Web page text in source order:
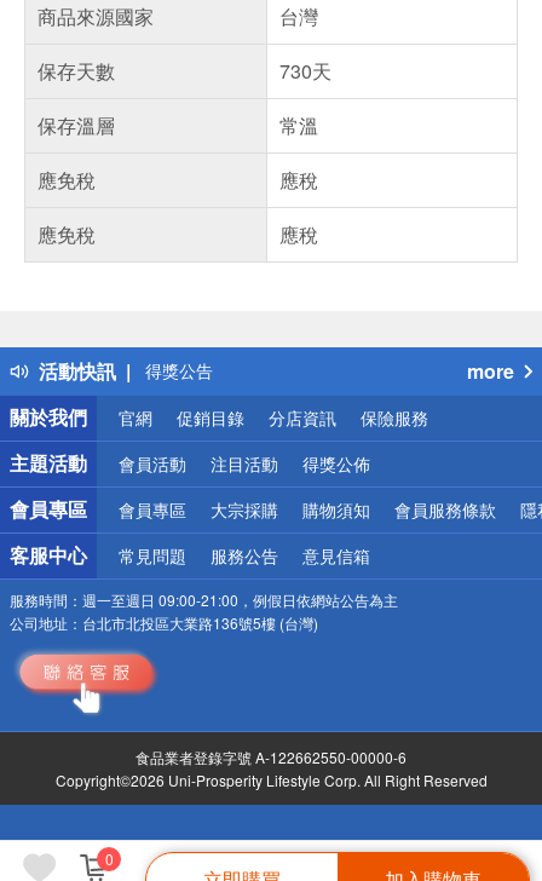
0
商品來源國家
台灣
保存天數
730天
保存溫層
常溫
應免稅
應稅
應免稅
應稅
活動快訊
詐騙網頁！請小心！
得獎公告
熱門話題
銀行優惠
偏遠地區配送
詐騙網頁！請小心！
more
關於我們
官網 促銷目錄 分店資訊 保險服務
主題活動 會員活動 注目活動 得獎公佈
會員專區 會員專區 大宗採購 購物須知 會員服務條款 隱
客服中心 常見問題 服務公告 意見信箱
服務時間： 週一至週日 09:00-21:00，例假日依網站公告為主
公司地址： 台北市北投區大業路136號5樓 (台灣)
食品業者登錄字號 A-122662550-00000-6
Copyright©2026 Uni-Prosperity Lifestyle Corp. All Right Reserved